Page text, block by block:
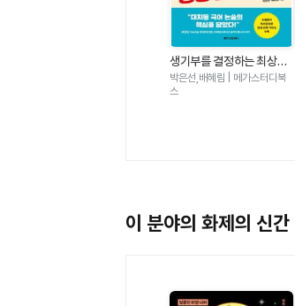
생기부를 결정하는 최상위
권 중등 탐구 독서 - 대치동
필독서 50
박은선,배혜림 | 메가스터디북
스
이 분야의 화제의 신간